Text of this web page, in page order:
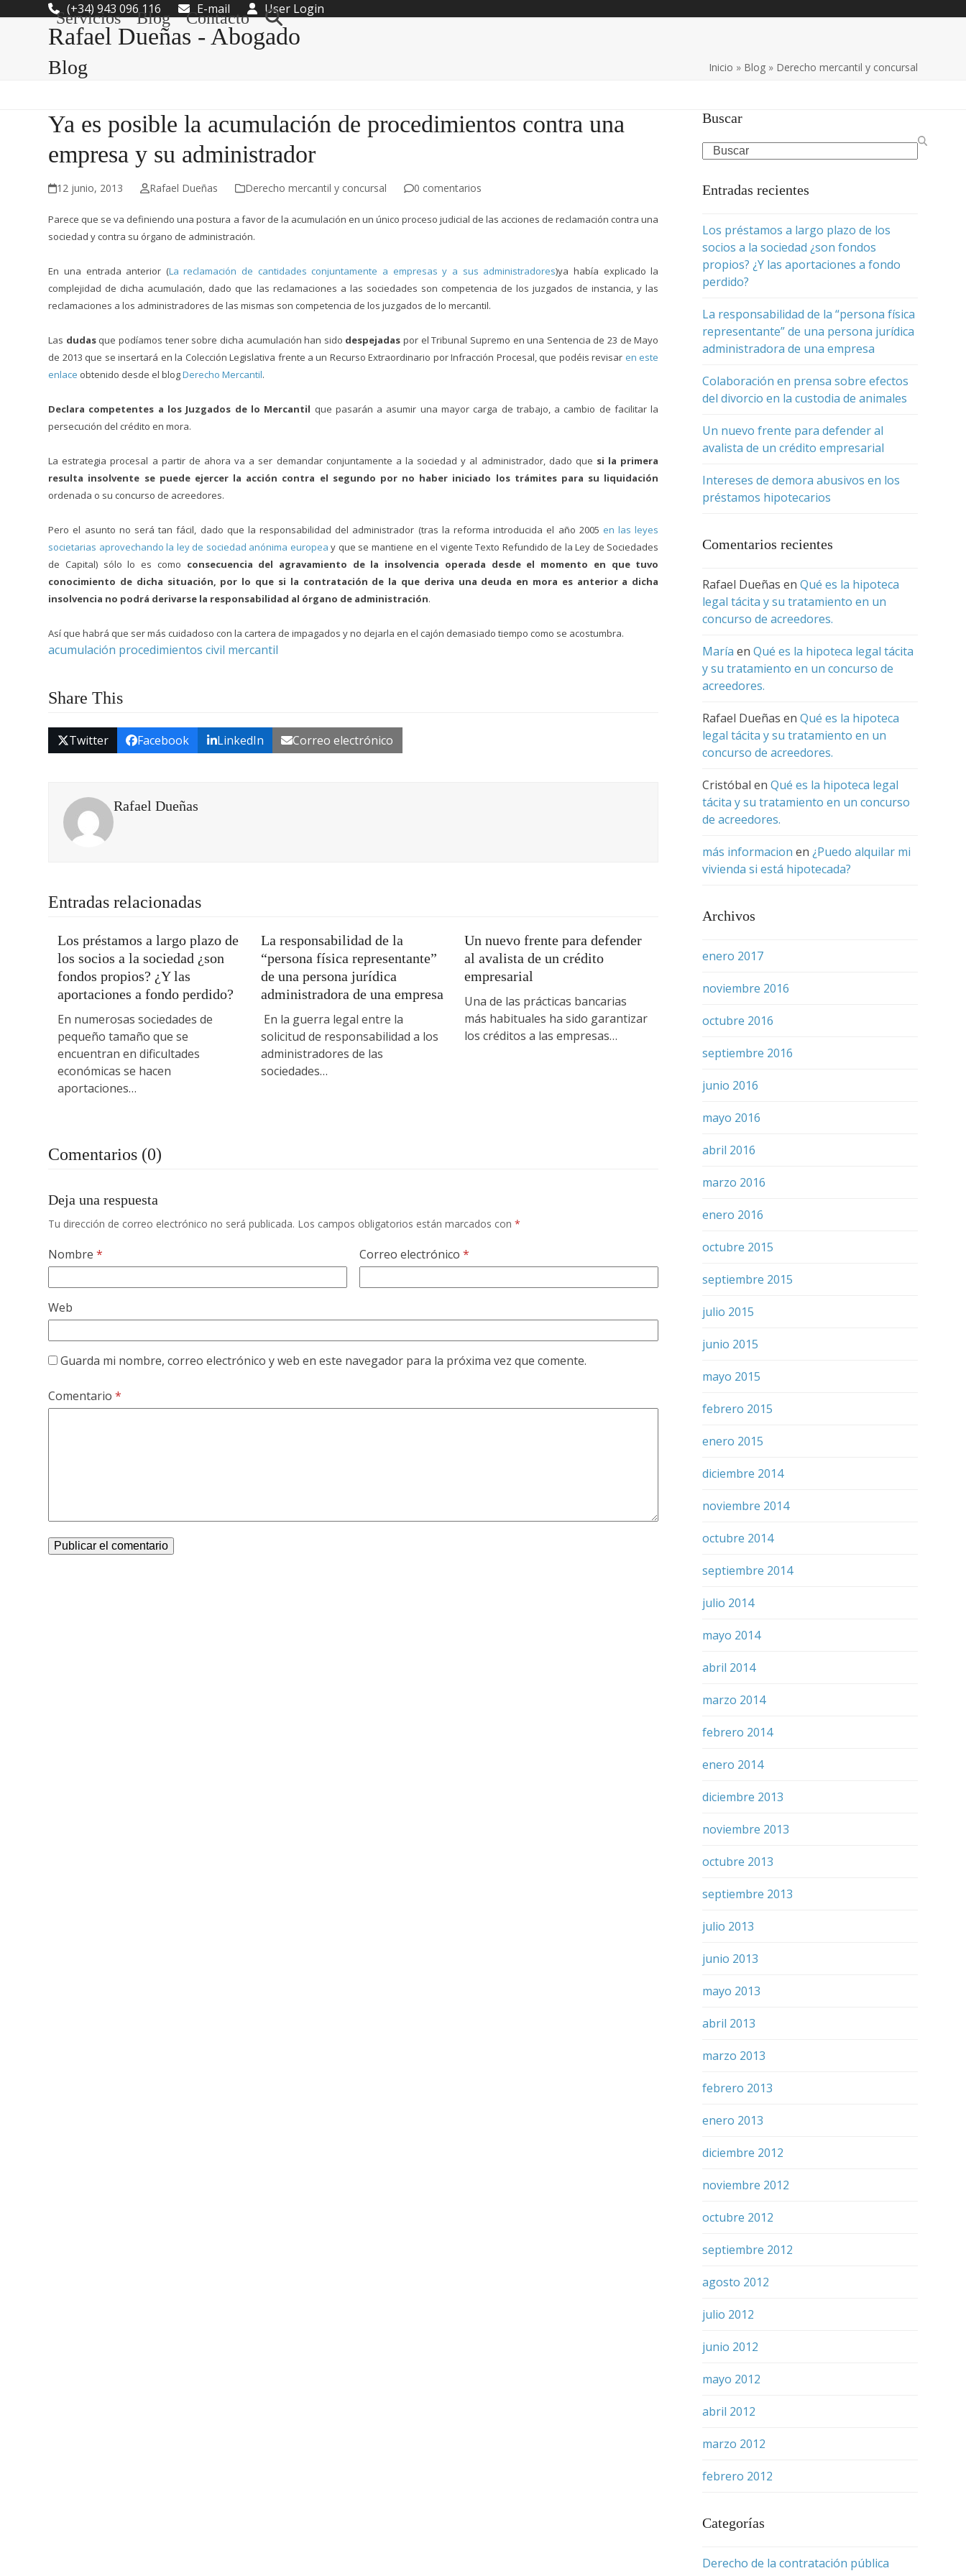
(+34) 943 096 116 E-mail User Login
Rafael Dueñas - Abogado
Servicios Blog Contacto
Blog Inicio » Blog» Derecho mercantil y concursal
Ya es posible la acumulación de procedimientos contra una
empresa y su administrador
12 junio, 2013 Rafael Dueñas Derecho mercantil y concursal 0 comentarios
Parece que se va definiendo una postura a favor de la acumulación en un único proceso judicial de las acciones de reclamación contra una
sociedad y contra su órgano de administración.
En una entrada anterior (La reclamación de cantidades conjuntamente a empresas y a sus administradores)ya había explicado la
complejidad de dicha acumulación, dado que las reclamaciones a las sociedades son competencia de los juzgados de instancia, y las
reclamaciones a los administradores de las mismas son competencia de los juzgados de lo mercantil.
Las dudas que podíamos tener sobre dicha acumulación han sido despejadaspor el Tribunal Supremo en una Sentencia de 23 de Mayo
de 2013 que se insertará en la Colección Legislativa frente a un Recurso Extraordinario por Infracción Procesal, que podéis revisar en este
enlace obtenido desde el blogDerecho Mercantil.
Declara competentes a los Juzgados de lo Mercantil que pasarán a asumir una mayor carga de trabajo, a cambio de facilitar la
persecución del crédito en mora.
La estrategia procesal a partir de ahora va a ser demandar conjuntamente a la sociedad y al administrador, dado que si la primera
resulta insolvente se puede ejercer la acción contra el segundo por no haber iniciado los trámites para su liquidación
ordenada o su concurso de acreedores.
Pero el asunto no será tan fácil, dado que la responsabilidad del administrador (tras la reforma introducida el año 2005 en las leyes
societarias aprovechando la ley de sociedad anónima europea y que se mantiene en el vigente Texto Refundido de la Ley de Sociedades
de Capital) sólo lo es como consecuencia del agravamiento de la insolvencia operada desde el momento en que tuvo
conocimiento de dicha situación, por lo que si la contratación de la que deriva una deuda en mora es anterior a dicha
insolvencia no podrá derivarse la responsabilidad al órgano de administración.
Así que habrá que ser más cuidadoso con la cartera de impagados y no dejarla en el cajón demasiado tiempo como se acostumbra.
acumulación procedimientos civil mercantil
Share This
Twitter Facebook LinkedIn Correo electrónico
Rafael Dueñas
Entradas relacionadas
Los préstamos a largo plazo de
los socios a la sociedad ¿son
fondos propios? ¿Y las
aportaciones a fondo perdido?
En numerosas sociedades de
pequeño tamaño que se
encuentran en dificultades
económicas se hacen
aportaciones…
La responsabilidad de la
“persona física representante”
de una persona jurídica
administradora de una empresa
En la guerra legal entre la
solicitud de responsabilidad a los
administradores de las
sociedades…
Un nuevo frente para defender
al avalista de un crédito
empresarial
Una de las prácticas bancarias
más habituales ha sido garantizar
los créditos a las empresas…
Comentarios (0)
Deja una respuesta
Tu dirección de correo electrónico no será publicada. Los campos obligatorios están marcados con*
Nombre* Correo electrónico*
Web
Guarda mi nombre, correo electrónico y web en este navegador para la próxima vez que comente.
Comentario*
Buscar
Search
Entradas recientes
Los préstamos a largo plazo de los
socios a la sociedad ¿son fondos
propios? ¿Y las aportaciones a fondo
perdido?
La responsabilidad de la “persona física
representante” de una persona jurídica
administradora de una empresa
Colaboración en prensa sobre efectos
del divorcio en la custodia de animales
Un nuevo frente para defender al
avalista de un crédito empresarial
Intereses de demora abusivos en los
préstamos hipotecarios
Comentarios recientes
Rafael Dueñas en Qué es la hipoteca
legal tácita y su tratamiento en un
concurso de acreedores.
María en Qué es la hipoteca legal tácita
y su tratamiento en un concurso de
acreedores.
Rafael Dueñas en Qué es la hipoteca
legal tácita y su tratamiento en un
concurso de acreedores.
Cristóbal en Qué es la hipoteca legal
tácita y su tratamiento en un concurso
de acreedores.
más informacion en ¿Puedo alquilar mi
vivienda si está hipotecada?
Archivos
enero 2017
noviembre 2016
octubre 2016
septiembre 2016
junio 2016
mayo 2016
abril 2016
marzo 2016
enero 2016
octubre 2015
septiembre 2015
julio 2015
junio 2015
mayo 2015
febrero 2015
enero 2015
diciembre 2014
noviembre 2014
octubre 2014
septiembre 2014
julio 2014
mayo 2014
abril 2014
marzo 2014
febrero 2014
enero 2014
diciembre 2013
noviembre 2013
octubre 2013
septiembre 2013
julio 2013
junio 2013
mayo 2013
abril 2013
marzo 2013
febrero 2013
enero 2013
diciembre 2012
noviembre 2012
octubre 2012
septiembre 2012
agosto 2012
julio 2012
junio 2012
mayo 2012
abril 2012
marzo 2012
febrero 2012
Categorías
Derecho de la contratación pública